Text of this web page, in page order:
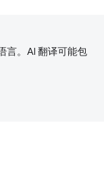
言。AI 翻译可能包